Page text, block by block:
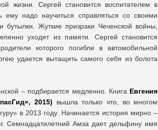
жизни. Сергей становится воспитателем в
надо научиться справляться со своими
Жуткие призраки Чеченской войны,
уходят из памяти. Сергей становится
которого погибли в автомобильной
удается вытащить самого себя из болота
– подбирается медленно. Книга Евгения
2015) вышла только что, во многом
в 2013 году. Начинается история мирно –
Семнадцатилетний Амза дает дельфину имя